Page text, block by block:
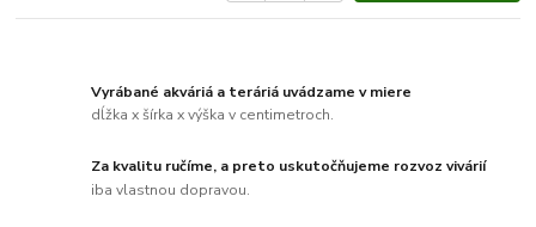
Vyrábané akváriá a teráriá uvádzame v miere
dĺžka x šírka x výška v centimetroch.
Za kvalitu ručíme, a preto uskutočňujeme rozvoz vivárií
iba vlastnou dopravou.